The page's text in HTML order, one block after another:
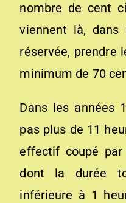
nombre de cent
viennent là,
réservée, prendre
minimum de 70
Dans les années
pas plus de 11
effectif coupé
dont la durée
inférieure à 1